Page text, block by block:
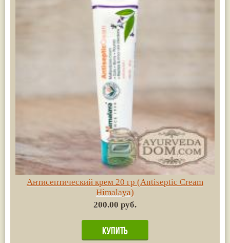
Антисептический крем 20 гр (Antiseptic Cream
Himalaya)
200.00 руб.